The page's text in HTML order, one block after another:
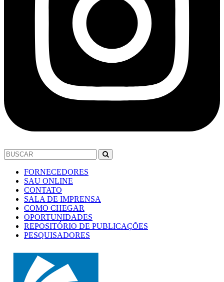
FORNECEDORES
SAU ONLINE
CONTATO
SALA DE IMPRENSA
COMO CHEGAR
OPORTUNIDADES
REPOSITÓRIO DE PUBLICAÇÕES
PESQUISADORES